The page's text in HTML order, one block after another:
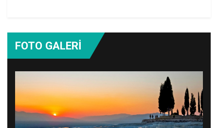
FOTO GALERİ